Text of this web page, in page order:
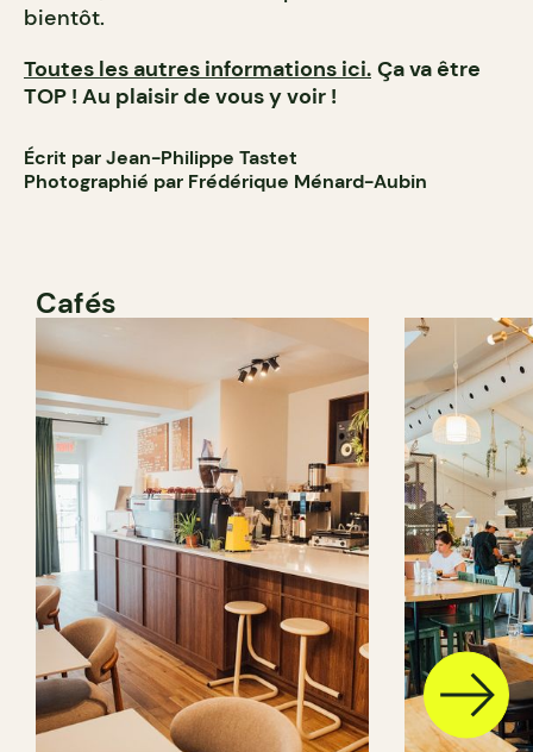
bientôt.
Toutes les autres informations ici. Ça va être
TOP ! Au plaisir de vous y voir !
Écrit par Jean-Philippe Tastet
Photographié par Frédérique Ménard-Aubin
Cafés